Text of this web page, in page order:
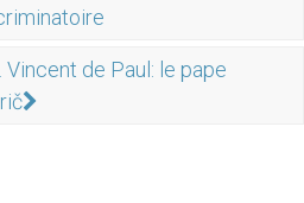
de Paul: le pape